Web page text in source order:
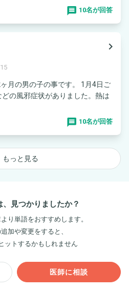
10名が回答
navigate_next
男の子の事です。 1月4日ご
の風邪症状がありました。熱は
10名が回答
もっと見る
、見つかりましたか？
り単語をおすすめします。
加や変更をすると、
ットするかもしれません
医師に相談